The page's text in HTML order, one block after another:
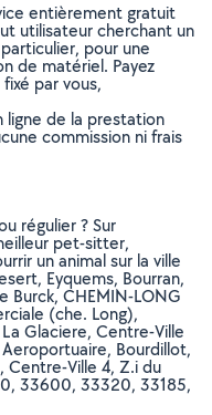
entièrement gratuit
utilisateur cherchant un
pour une
de matériel. Payez
par vous,
ligne de la prestation
commission ni frais
régulier ? Sur
pet-sitter,
un animal sur la ville
Eyquems, Bourran,
Burck, CHEMIN-LONG
(che. Long),
Glaciere, Centre-Ville
Bourdillot,
Centre-Ville 4, Z.i du
33600, 33320, 33185,